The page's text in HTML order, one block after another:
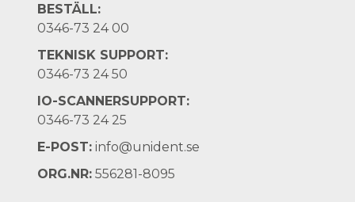
BESTÄLL:
0346-73 24 00
TEKNISK SUPPORT:
0346-73 24 50
IO-SCANNERSUPPORT:
0346-73 24 25
E-POST: info@unident.se
ORG.NR: 556281-8095